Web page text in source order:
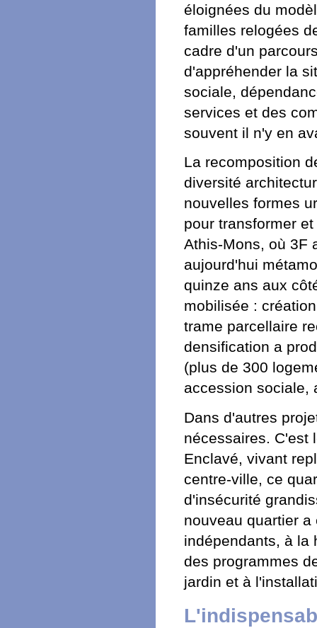
éloignées du
familles relogées
cadre d'un
d'appréhender la
sociale,
services et des
souvent il n'y en
La recomposition
diversité
nouvelles formes
pour transformer
Athis-Mons, où 3F
aujourd'hui
quinze ans aux
mobilisée :
trame parcellaire
densification a
(plus de 300
accession sociale,
Dans d'autres
nécessaires. C'est
Enclavé, vivant
centre-ville, ce
d'insécurité
nouveau quartier
indépendants, à la
des programmes
jardin et à